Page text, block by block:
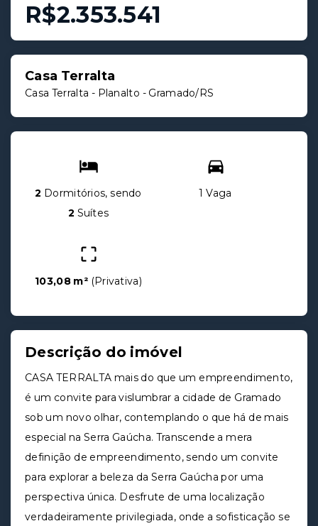
R$2.353.541
Casa Terralta
Casa Terralta - Planalto - Gramado/RS
2 Dormitórios, sendo
2 Suítes
1 Vaga
103,08 m² (Privativa)
Descrição do imóvel
CASA TERRALTA mais do que um empreendimento,
é um convite para vislumbrar a cidade de Gramado
sob um novo olhar, contemplando o que há de mais
especial na Serra Gaúcha. Transcende a mera
definição de empreendimento, sendo um convite
para explorar a beleza da Serra Gaúcha por uma
perspectiva única. Desfrute de uma localização
verdadeiramente privilegiada, onde a sofisticação se